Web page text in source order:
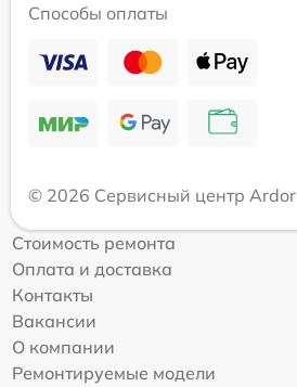
Способы оплаты
© 2026 Сервисный центр Ardor
Стоимость ремонта
Оплата и доставка
Контакты
Вакансии
О компании
Ремонтируемые модели